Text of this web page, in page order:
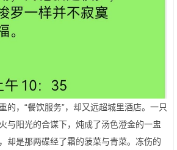
的，“餐饮服务”，却又远超城里酒店。一只
与阳光的合谋下，炖成了汤色澄金的一盅
却是那两碟经了霜的菠菜与青菜。冻伤的